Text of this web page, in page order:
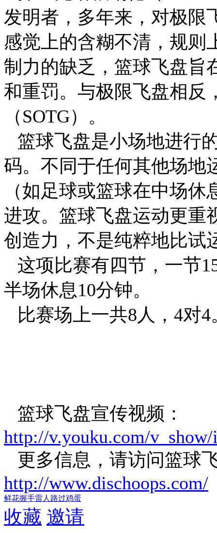
发明者，多年来，对极限
感觉上的含糊不清，规则
制力的缺乏，篮球飞盘旨
和重罚。与极限飞盘相反
（SOTG）。
篮球飞盘是小场地进行
码。不同于任何其他场地
（如足球或篮球在中场
进攻。篮球飞盘运动更重
创造力，不是纯粹地比试
这项比赛有四节，一节
半场休息10分钟。
比赛场上一共8人， 4对4
篮球飞盘宣传视频：
http://v.youku.com/
更多信息，请访问篮球
http://www.dischoops.com/
鲜花握手雷人 路过鸡蛋
收藏 邀请